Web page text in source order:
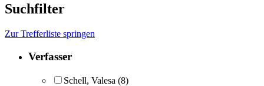
Suchfilter
Zur Trefferliste springen
Verfasser
Schell, Valesa (8)